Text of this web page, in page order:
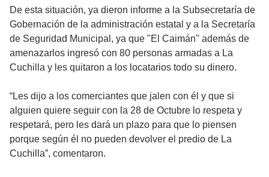
De esta situación, ya dieron informe a la Subsecretaría de
Gobernación de la administración estatal y a la Secretaría
de Seguridad Municipal, ya que "El Caimán" además de
amenazarlos ingresó con 80 personas armadas a La
Cuchilla y les quitaron a los locatarios todo su dinero.
“Les dijo a los comerciantes que jalen con él y que si
alguien quiere seguir con la 28 de Octubre lo respeta y
respetará, pero les dará un plazo para que lo piensen
porque según él no pueden devolver el predio de La
Cuchilla”, comentaron.